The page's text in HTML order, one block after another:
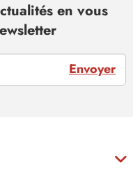
en vous
Envoyer